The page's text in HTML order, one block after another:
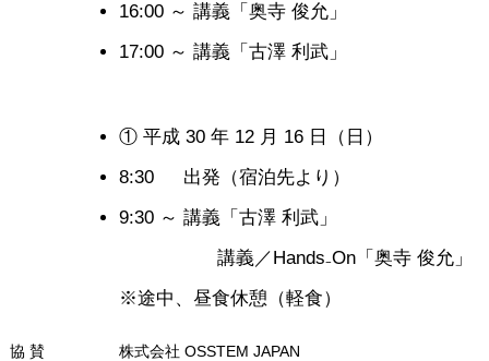
16:00 ～ 講義「奥寺 俊允」
17:00 ～ 講義「古澤 利武」
① 平成 30 年 12 月 16 日（日）
8:30
出発（宿泊先より）
9:30 ～ 講義「古澤 利武」
講義／Hands₋On「奥寺 俊允」
※途中、昼食休憩（軽食）
協 賛 株式会社 OSSTEM JAPAN